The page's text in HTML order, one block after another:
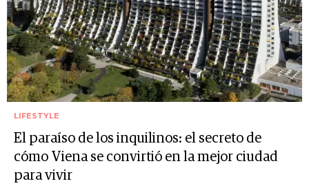
LIFESTYLE
El paraíso de los inquilinos: el secreto de
cómo Viena se convirtió en la mejor ciudad
para vivir